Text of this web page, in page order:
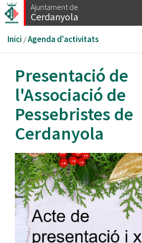
Vés
al
Ajuntament de
Cerdanyola
Esteu
aquí
Inici /Agenda d'activitats
Presentació de
l'Associació de
Pessebristes de
Cerdanyola